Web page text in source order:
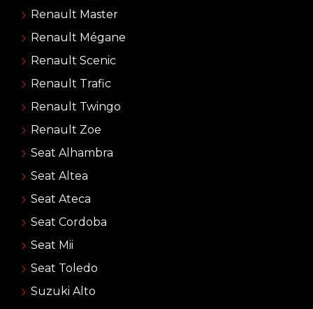
Renault Master
Renault Mégane
Renault Scenic
Renault Trafic
Renault Twingo
Renault Zoe
Seat Alhambra
Seat Altea
Seat Ateca
Seat Cordoba
Seat Mii
Seat Toledo
Suzuki Alto